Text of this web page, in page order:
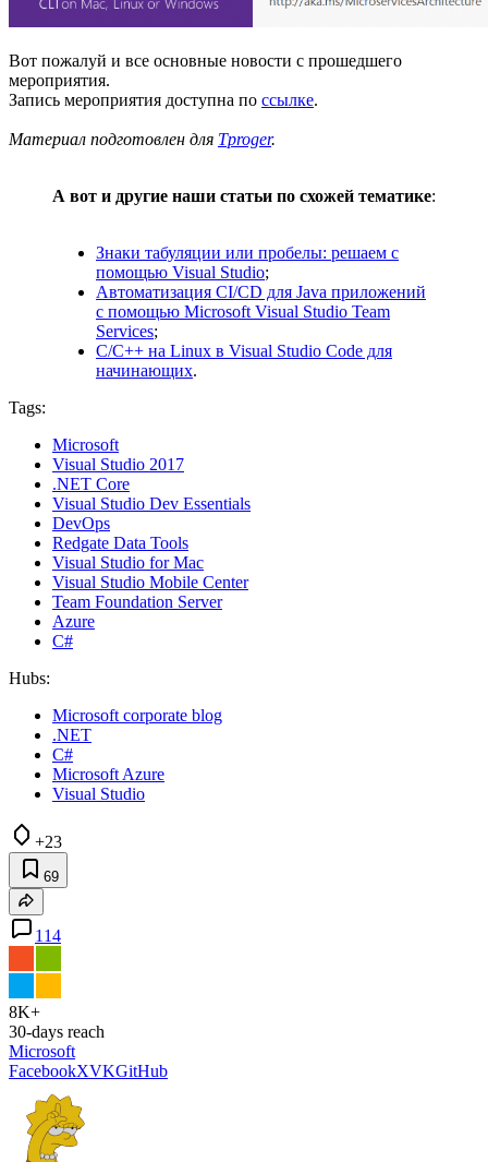
Вот пожалуй и все основные новости с прошедшего
мероприятия.
Запись мероприятия доступна по ссылке.
Материал подготовлен для Tproger.
А вот и другие наши статьи по схожей тематике:
Знаки табуляции или пробелы: решаем с
помощью Visual Studio;
Автоматизация CI/CD для Java приложений
с помощью Microsoft Visual Studio Team
Services;
С/С++ на Linux в Visual Studio Code для
начинающих.
Tags:
Microsoft
Visual Studio 2017
.NET Core
Visual Studio Dev Essentials
DevOps
Redgate Data Tools
Visual Studio for Mac
Visual Studio Mobile Center
Team Foundation Server
Azure
C#
Hubs:
Microsoft corporate blog
.NET
C#
Microsoft Azure
Visual Studio
+23
69
114
8K+
30-days reach
Microsoft
FacebookXVKGitHub